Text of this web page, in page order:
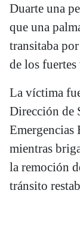
Duarte una
que una
transitaba por
de los
La víctima
Dirección de
mientras
la remoción
tránsito